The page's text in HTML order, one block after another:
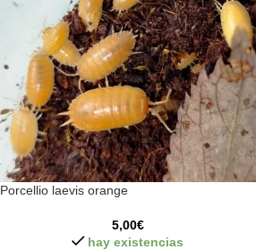
Porcellio laevis orange
5,00€
hay existencias